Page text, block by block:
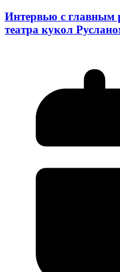
Интервью с главным
театра кукол